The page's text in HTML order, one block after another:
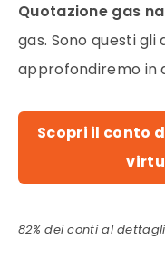
Quotazione gas
gas. Sono questi
approfondiremo in
Scopri il conto
82% dei conti al